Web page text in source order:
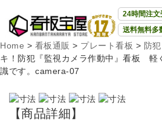
24時間注文
送料無料
Home > 看板通販 > プレート看板 > 防
キ！防犯『監視カメラ作動中』看板 軽
識です。camera-07
【商品詳細】